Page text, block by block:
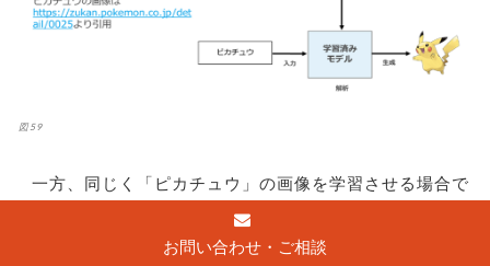
図59
一方、同じく「ピカチュウ」の画像を学習させる場合で
も「モンスター・黄色い・かわいい」という単語とセット
で学習させると、「モンスター・黄色い・かわいい」とい
お問い合わせ・ご相談